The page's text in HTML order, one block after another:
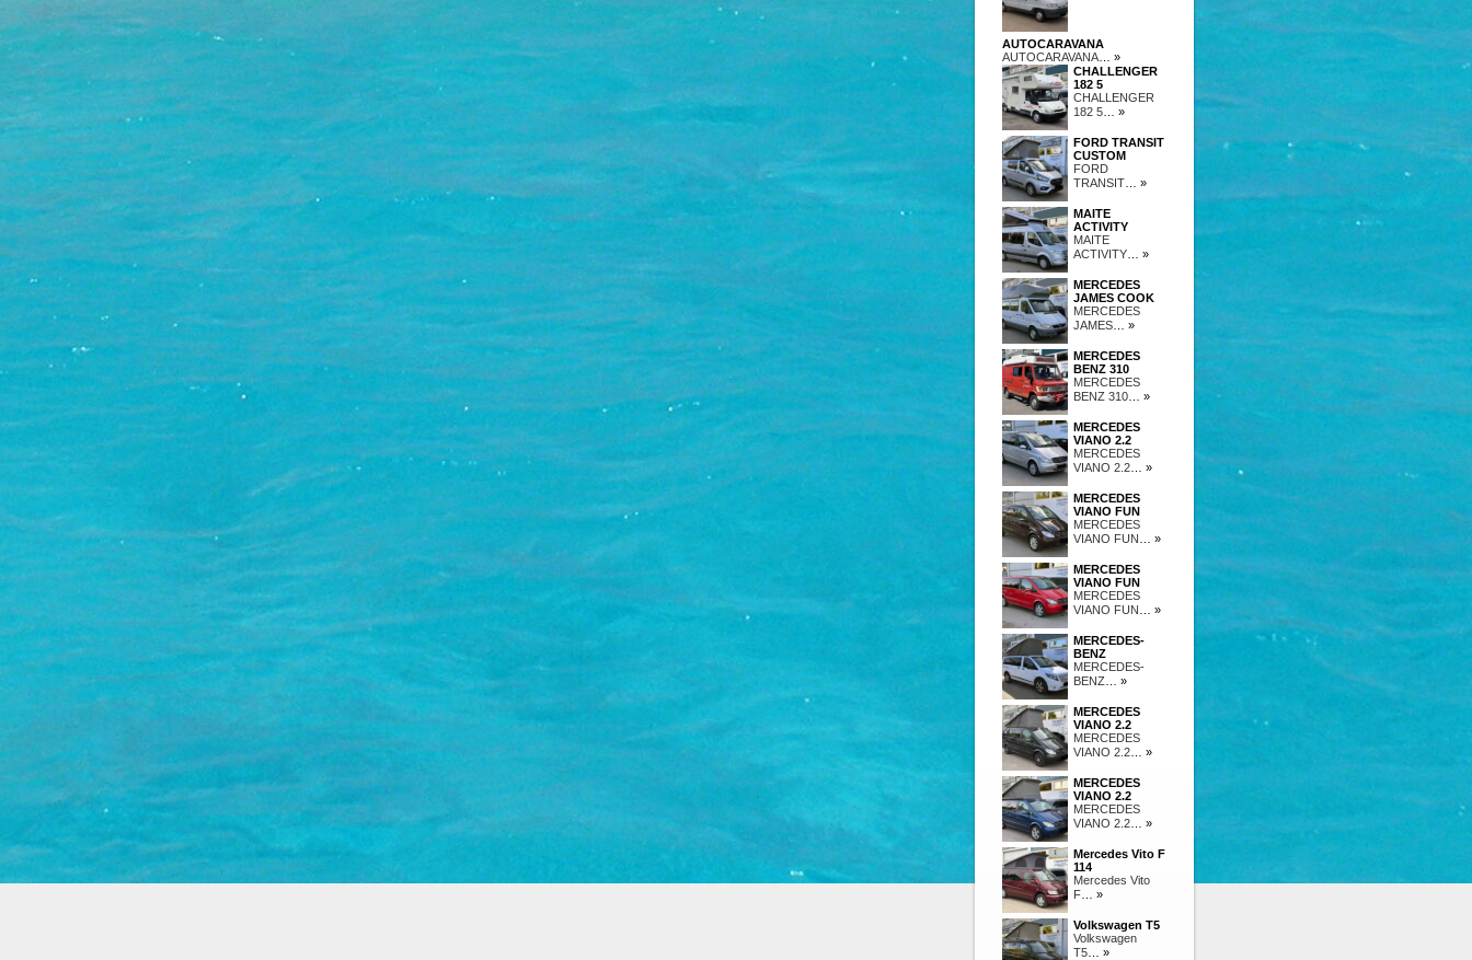
AUTOCARAVANA
AUTOCARAVANA … »
CHALLENGER
182 5
CHALLENGER
182 5 … »
FORD TRANSIT
CUSTOM
FORD
TRANSIT … »
MAITE
ACTIVITY
MAITE
ACTIVITY … »
MERCEDES
JAMES COOK
MERCEDES
JAMES … »
MERCEDES
BENZ 310
MERCEDES
BENZ 310 … »
MERCEDES
VIANO 2.2
MERCEDES
VIANO 2.2 … »
MERCEDES
VIANO FUN
MERCEDES
VIANO FUN … »
MERCEDES
VIANO FUN
MERCEDES
VIANO FUN … »
MERCEDES-
BENZ
MERCEDES-
BENZ … »
MERCEDES
VIANO 2.2
MERCEDES
VIANO 2.2 … »
MERCEDES
VIANO 2.2
MERCEDES
VIANO 2.2 … »
Mercedes Vito F
114
Mercedes Vito
F … »
Volkswagen T5
Volkswagen
T5 … »